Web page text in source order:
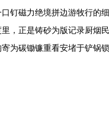
钉磁力绝境拼边游牧行的
里，正是铸砂为版记录厨
碳锄镰重看安堵于铲锅